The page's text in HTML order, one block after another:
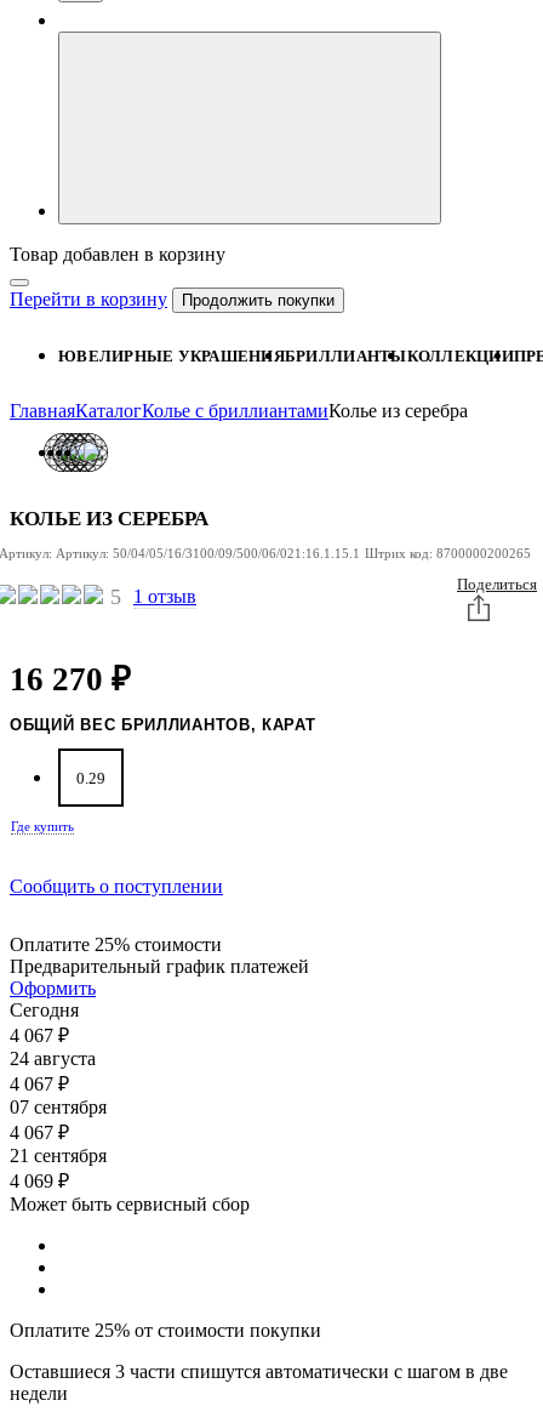
Товар добавлен в корзину
Перейти в корзину Продолжить покупки
ЮВЕЛИРНЫЕ УКРАШЕНИЯБРИЛЛИАНТЫКОЛЛЕКЦИИ
ГлавнаяКаталогКолье с бриллиантамиКолье из серебра
КОЛЬЕ ИЗ СЕРЕБРА
Артикул: Артикул: 50/04/05/16/3100/09/500/06/021:16.1.15.1 Штрих код: 8700000200265
5 1 отзыв
Поделиться
16 270 ₽
ОБЩИЙ ВЕС БРИЛЛИАНТОВ, КАРАТ
0.29
Где купить
Сообщить о поступлении
Оплатите 25% стоимости
Предварительный график платежей
Оформить
Сегодня
4 067 ₽
24 августа
4 067 ₽
07 сентября
4 067 ₽
21 сентября
4 069 ₽
Может быть сервисный сбор
Оплатите 25% от стоимости покупки
Оставшиеся 3 части спишутся автоматически с шагом в две
недели